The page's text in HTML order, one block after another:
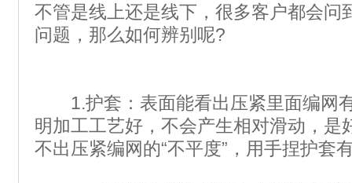
不管是线上还是线下，很多客户都会问
问题，那么如何辨别呢?
1.护套：表面能看出压紧里面编网有
明加工工艺好，不会产生相对滑动，是
不出压紧编网的“不平度”，用手捏护套